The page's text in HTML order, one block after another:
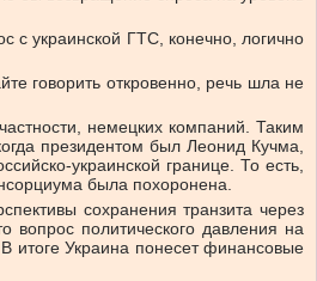
с украинской ГТС, конечно, логично
говорить откровенно, речь шла не
немецких компаний. Таким
президентом был Леонид Кучма,
украинской границе. То есть,
была похоронена.
сохранения транзита через
политического давления на
итоге Украина понесет финансовые